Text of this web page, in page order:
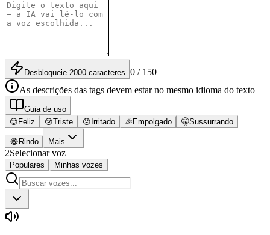
Desbloqueie 2000 caracteres 0 / 150
As descrições das tags devem estar no mesmo idioma do texto
Guia de uso
😊 Feliz 😢Triste 😠 Irritado 🎉 Empolgado 🤫Sussurrando
😂Rindo Mais
2Selecionar voz
Populares Minhas vozes